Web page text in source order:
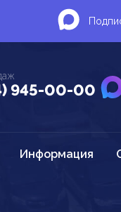
945-00-00
Информация